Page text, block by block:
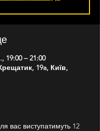
19:00 – 21:00
19a, Київ,
вас виступатимуть 12